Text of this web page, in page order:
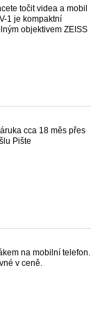
točit videa a mobil
1 je kompaktní
objektivem ZEISS
cca 18 měs přes
Pište
na mobilní telefon.
v ceně.